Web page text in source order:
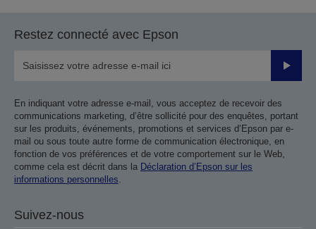
précédente
Restez connecté avec Epson
Valider
En indiquant votre adresse e-mail, vous acceptez de recevoir des
communications marketing, d’être sollicité pour des enquêtes, portant
sur les produits, événements, promotions et services d’Epson par e-
mail ou sous toute autre forme de communication électronique, en
fonction de vos préférences et de votre comportement sur le Web,
comme cela est décrit dans la Déclaration d’Epson sur les
informations personnelles.
Suivez-nous